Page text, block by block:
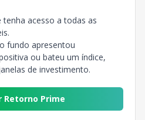
acesso a todas as
fundo apresentou
ou bateu um índice,
de investimento.
Retorno Prime